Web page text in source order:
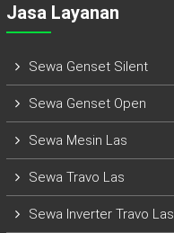
Jasa Layanan
Sewa Genset Silent
Sewa Genset Open
Sewa Mesin Las
Sewa Travo Las
Sewa Inverter Travo Las